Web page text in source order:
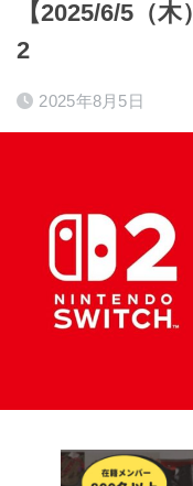
【2025/6/5（
2
2025年8月5日